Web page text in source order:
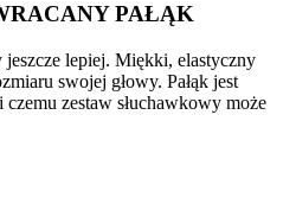
PAŁĄK
jeszcze lepiej. Miękki, elastyczny
swojej głowy. Pałąk jest
zestaw słuchawkowy może